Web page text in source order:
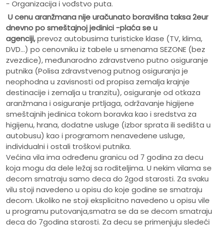
- Organizacija i vođstvo puta.
U cenu aranžmana nije uračunatoboravišna taksa 2eur
dnevno po smeštajnoj jedinici -plaća se u
agenciji,prevoz autobusima turisticke klase (TV, klima,
DVD...) po cenovniku iz tabele u smenama SEZONE (bez
zvezdice), međunarodno zdravstveno putno osiguranje
putnika (Polisa zdravstvenog putnog osiguranja je
neophodna u zavisnosti od propisa zemalja krajnje
destinacije i zemalja u tranzitu), osiguranje od otkaza
aranžmana i osiguranje prtljaga, održavanje higijene
smeštajnih jedinica tokom boravka kao i sredstva za
higijenu, hrana, dodatne usluge (izbor sprata ili sedišta u
autobusu) kao i programom nenavedene usluge,
individualni i ostali troškovi putnika.
Većina vila ima određenu granicu od 7 godina za decu
koja mogu da dele ležaj sa roditeljima. U nekim vilama se
decom smatraju samo deca do 2god starosti. Za svaku
vilu stoji navedeno u opisu do koje godine se smatraju
decom. Ukoliko ne stoji eksplicitno navedeno u opisu vile
u programu putovanja,smatra se da se decom smatraju
deca do 7godina starosti. Za decu se primenjuju sledeći